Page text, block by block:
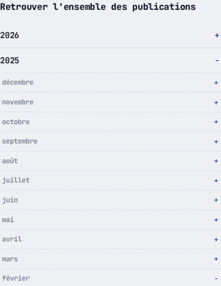
Retrouver l'ensemble des publications
2026
2025
décembre
novembre
octobre
septembre
août
juillet
juin
mai
avril
mars
février